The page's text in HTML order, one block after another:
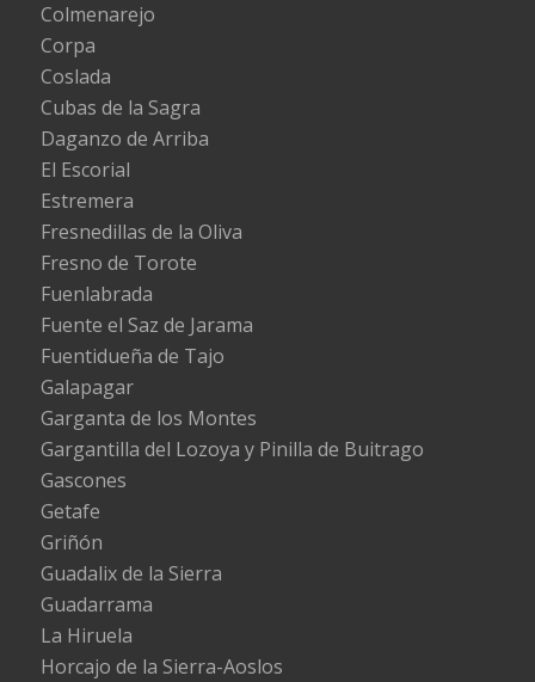
Colmenarejo
Corpa
Coslada
Cubas de la Sagra
Daganzo de Arriba
El Escorial
Estremera
Fresnedillas de la Oliva
Fresno de Torote
Fuenlabrada
Fuente el Saz de Jarama
Fuentidueña de Tajo
Galapagar
Garganta de los Montes
Gargantilla del Lozoya y Pinilla de Buitrago
Gascones
Getafe
Griñón
Guadalix de la Sierra
Guadarrama
La Hiruela
Horcajo de la Sierra-Aoslos